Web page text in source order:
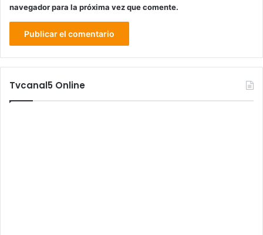
navegador para la próxima vez que comente.
Tvcanal5 Online